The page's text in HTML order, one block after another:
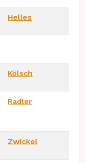
Helles
Kölsch
Radler
Zwickel